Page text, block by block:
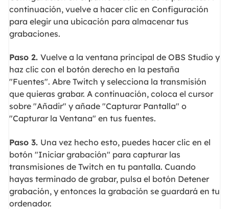
continuación, vuelve a hacer clic en Configuración
para elegir una ubicación para almacenar tus
grabaciones.
Paso 2. Vuelve a la ventana principal de OBS Studio y
haz clic con el botón derecho en la pestaña
"Fuentes". Abre Twitch y selecciona la transmisión
que quieras grabar. A continuación, coloca el cursor
sobre "Añadir" y añade "Capturar Pantalla" o
"Capturar la Ventana" en tus fuentes.
Paso 3. Una vez hecho esto, puedes hacer clic en el
botón "Iniciar grabación" para capturar las
transmisiones de Twitch en tu pantalla. Cuando
hayas terminado de grabar, pulsa el botón Detener
grabación, y entonces la grabación se guardará en tu
ordenador.